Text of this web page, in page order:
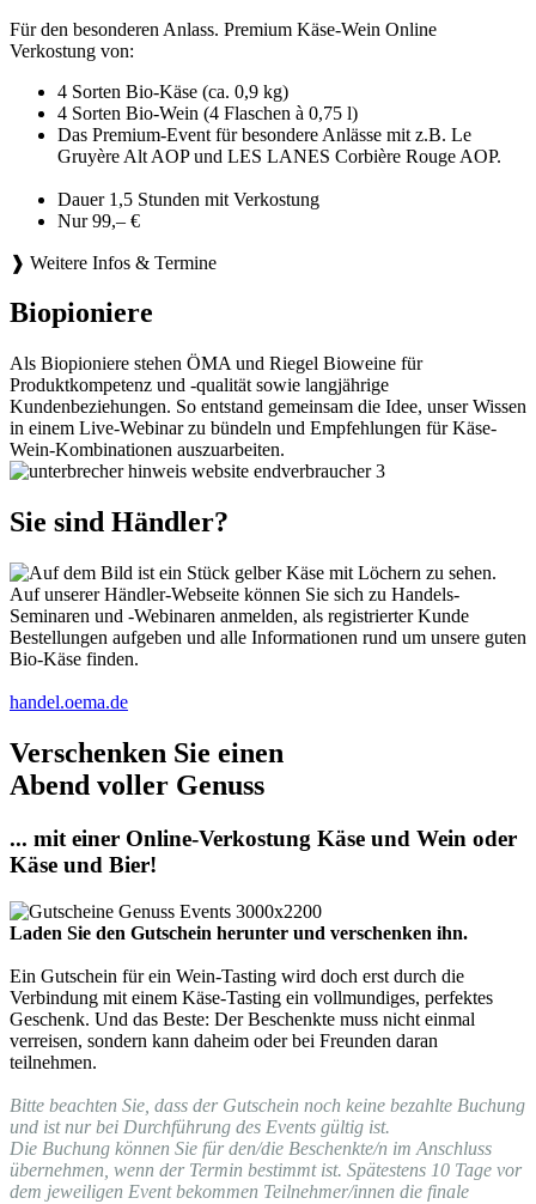
Für den besonderen Anlass. Premium Käse-Wein Online
Verkostung von:
4 Sorten Bio-Käse (ca. 0,9 kg)
4 Sorten Bio-Wein (4 Flaschen à 0,75 l)
Das Premium-Event für besondere Anlässe mit z.B. Le
Gruyère Alt AOP und LES LANES Corbière Rouge AOP.
Dauer 1,5 Stunden mit Verkostung
Nur 99,– €
❱ Weitere Infos & Termine
Biopioniere
Als Biopioniere stehen ÖMA und Riegel Bioweine für
Produktkompetenz und -qualität sowie langjährige
Kundenbeziehungen. So entstand gemeinsam die Idee, unser Wissen
in einem Live-Webinar zu bündeln und Empfehlungen für Käse-
Wein-Kombinationen auszuarbeiten.
Sie sind Händler?
Auf unserer Händler-Webseite können Sie sich zu Handels-
Seminaren und -Webinaren anmelden, als registrierter Kunde
Bestellungen aufgeben und alle Informationen rund um unsere guten
Bio-Käse finden.
handel.oema.de
Verschenken Sie einen
Abend voller Genuss
... mit einer Online-Verkostung Käse und Wein oder
Käse und Bier!
Laden Sie den Gutschein herunter und verschenken ihn.
Ein Gutschein für ein Wein-Tasting wird doch erst durch die
Verbindung mit einem Käse-Tasting ein vollmundiges, perfektes
Geschenk. Und das Beste: Der Beschenkte muss nicht einmal
verreisen, sondern kann daheim oder bei Freunden daran
teilnehmen.
Bitte beachten Sie, dass der Gutschein noch keine bezahlte Buchung
und ist nur bei Durchführung des Events gültig ist.
Die Buchung können Sie für den/die Beschenkte/n im Anschluss
übernehmen, wenn der Termin bestimmt ist. Spätestens 10 Tage vor
dem jeweiligen Event bekommen Teilnehmer/innen die finale